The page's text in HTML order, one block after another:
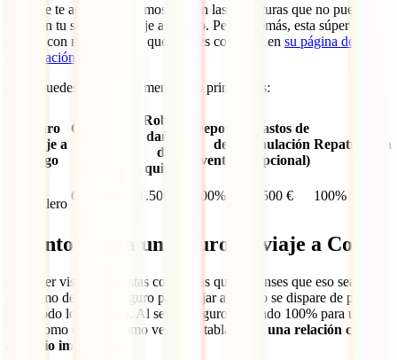
Las que te acabamos de mostrar son las coberturas que no pueden
faltar en tu seguro de viaje a Congo. Pero, además, esta súper póliza
cuenta con muchas otras que puedes consultar en su página de
contratación
Aquí puedes ver un resumen de las principales:
Seguro
de viaje a
Congo
Cobertura
Robo y
daños
de
equipaje
Deportes
de
aventura
Gastos de
anulación
(opcional)
Repatriación
Mochilero
600.000 € 1.500 € 100% 3.500 € 100%
Cuánto cuesta un seguro de viaje a Congo
Al haber visto todas estas coberturas quizá pienses que eso sea
sinónimo de que tu seguro para viajar a Congo se dispare de precio.
Pues todo lo contrario. Al ser un seguro diseñado 100% para un
viaje como el tuyo, como ves en la tabla, tiene una relación calidad
– precio imbatible